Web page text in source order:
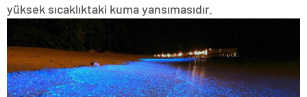
yüksek sıcaklıktaki kuma yansımasıdır.